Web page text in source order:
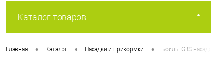
Каталог товаров
Главная • Каталог • Насадки и прикормки • Бойлы GBS